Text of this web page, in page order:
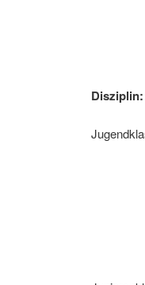
2.
3.
2.
6.
8.